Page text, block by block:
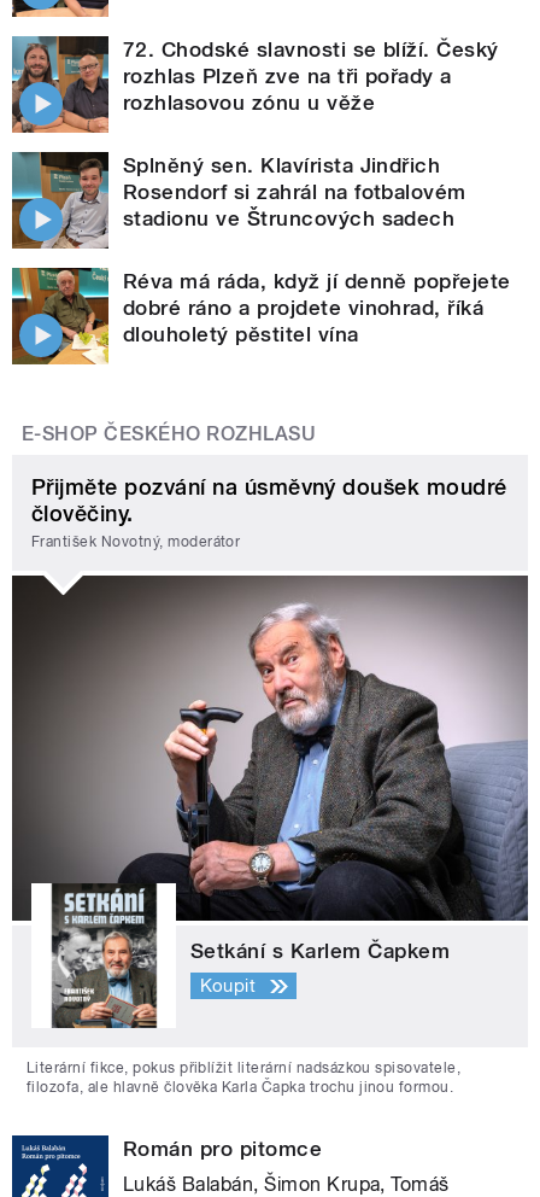
72. Chodské slavnosti se blíží. Český
rozhlas Plzeň zve na tři pořady a
rozhlasovou zónu u věže
Splněný sen. Klavírista Jindřich
Rosendorf si zahrál na fotbalovém
stadionu ve Štruncových sadech
Réva má ráda, když jí denně popřejete
dobré ráno a projdete vinohrad, říká
dlouholetý pěstitel vína
E-SHOP ČESKÉHO ROZHLASU
Přijměte pozvání na úsměvný doušek moudré
člověčiny.
František Novotný, moderátor
Setkání s Karlem Čapkem
Koupit
Literární fikce, pokus přiblížit literární nadsázkou spisovatele,
filozofa, ale hlavně člověka Karla Čapka trochu jinou formou.
Román pro pitomce
Lukáš Balabán, Šimon Krupa, Tomáš